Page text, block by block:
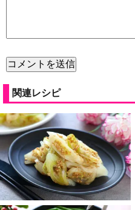
関連レシピ